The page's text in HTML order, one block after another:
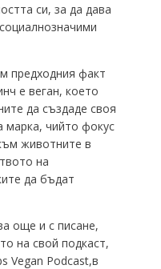
си, за да дава
предходния факт
е веган, което
да създаде своя
марка, чийто фокус
животните в
на
да бъдат
още и с писане,
на свой подкаст,
Vegan Podcast,в